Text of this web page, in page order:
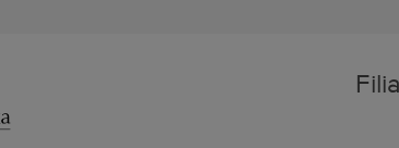
Filia Politechniki